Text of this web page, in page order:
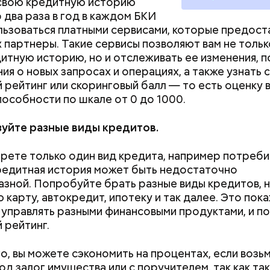
два раза в год в каждом БКИ
платными сервисами, которые
партнеры. Такие сервисы позволяют вам не
историю, но и отслеживать ее изменения,
о новых запросах и операциях, а также узнать
рейтинг или скоринговый балл — то есть оценку
по шкале от 0 до 1000.
разные виды кредитов.
только один вид кредита, например
история может быть недостаточно
Попробуйте брать разные виды кредитов,
автокредит, ипотеку и так далее. Это
разными финансовыми продуктами, и
вы можете сэкономить на процентах, если
два варианта досрочного погашения
ежемесячного платежа. Второй — это
и внесение досрочной суммы. Ежемесячный
С экономичной точки зрения выгоден
в отличие от первого, уменьшается
сообщил Ракута.
копить